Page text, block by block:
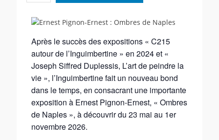
Après le succès des expositions « C215
autour de l’Inguimbertine » en 2024 et «
Joseph Siffred Duplessis, L’art de peindre la
vie », l’Inguimbertine fait un nouveau bond
dans le temps, en consacrant une importante
exposition à Ernest Pignon-Ernest, « Ombres
de Naples », à découvrir du 23 mai au 1er
novembre 2026.